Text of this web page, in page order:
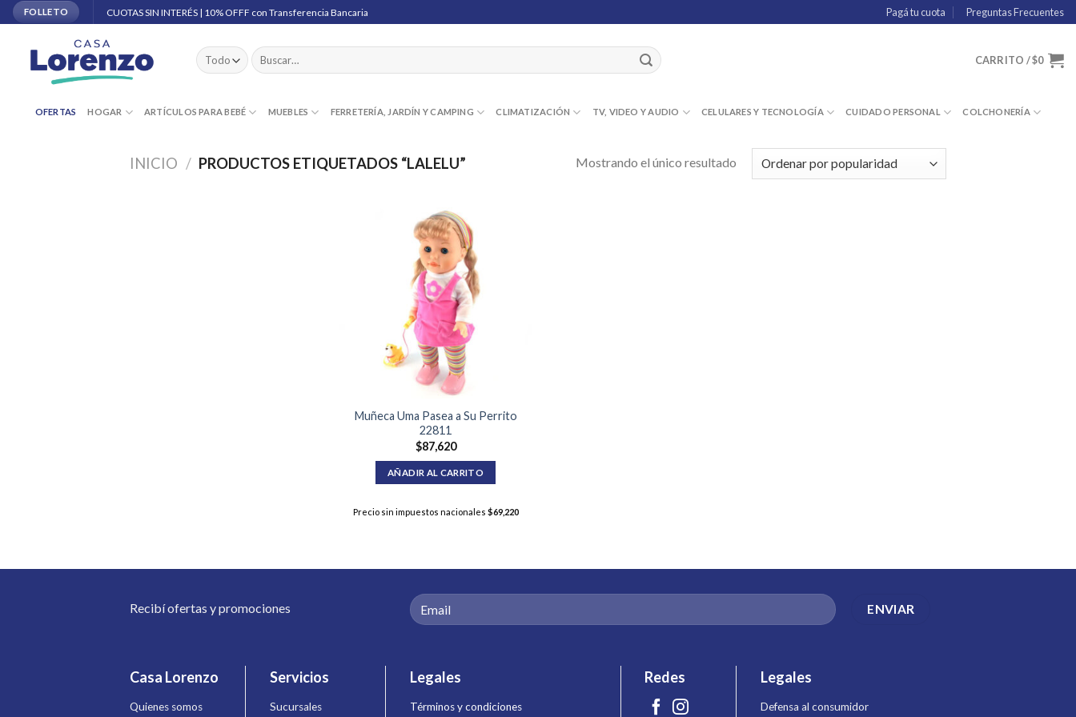
Skip
to
content
FOLLETO CUOTAS SIN INTERÉS | 10% OFFF con Transferencia Bancaria Pagá tu cuota Preguntas Frecuentes
Buscar
por:
CARRITO /$0
OFERTAS HOGAR ARTÍCULOS PARA BEBÉ MUEBLES FERRETERÍA, JARDÍN Y CAMPING CLIMATIZACIÓN TV, VIDEO Y AUDIO CELULARES Y TECNOLOGÍA CUIDADO PERSONAL COLCHONERÍA
INICIO / PRODUCTOS ETIQUETADOS “LALELU” Mostrando el único resultado
Muñeca Uma Pasea a Su Perrito
22811
$87,620
AÑADIR AL CARRITO
Precio sin impuestos nacionales $69,220
Recibí ofertas y promociones
Casa Lorenzo
Quienes somos
Servicios
Sucursales
Legales
Términos y condiciones
Redes Legales
Defensa al consumidor